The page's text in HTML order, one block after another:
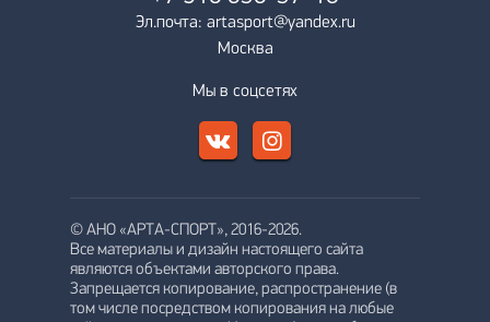
Эл.почта: artasport@yandex.ru
Москва
Мы в соцсетях
© АНО «АРТА-СПОРТ», 2016-2026.
Все материалы и дизайн настоящего сайта
являются объектами авторского права.
Запрещается копирование, распространение (в
том числе посредством копирования на любые